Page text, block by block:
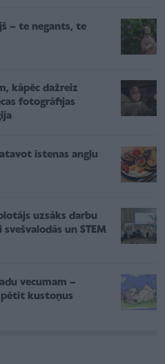
– te negants, te
kāpēc dažreiz
fotogrāfijas
īstenas angļu
uzsāks darbu
un STEM
vecumam –
pētīt kustoņus